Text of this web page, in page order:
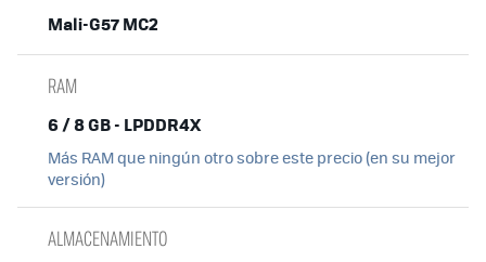
Mali-G57 MC2
RAM
6 / 8 GB - LPDDR4X
Más RAM que ningún otro sobre este precio (en su mejor
versión)
ALMACENAMIENTO